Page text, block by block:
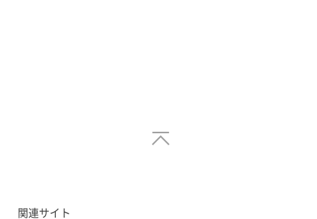
関連サイト